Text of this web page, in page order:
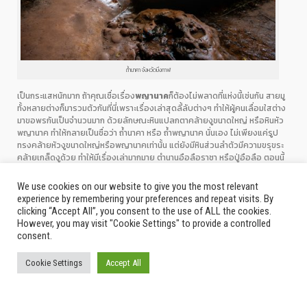
ถ้ำนาคา จังหวัดบึงกาฬ
เป็นกระแสหนักมาก ถ้าคุณเชื่อเรื่องพญานาคก็ต้องไม่พลาดที่แห่งนี้เช่นกัน สายมู
ทั้งหลายต่างก็มารวมตัวกันที่นี่เพราะเรื่องเล่าสุดลี้ลับต่างๆ ทำให้ผู้คนเลื่อมใสต่าง
มาขอพรกันเป็นจำนวนมาก ด้วยลักษณะหินแปลกตาคล้ายงูขนาดใหญ่ หรือหินหัว
พญานาค ทำให้กลายเป็นชื่อว่า ถ้ำนาคา หรือ ถ้ำพญานาค นั่นเอง ไม่เพียงแค่รูป
ทรงคล้ายหัวงูขนาดใหญ่หรือพญานาคเท่านั้น แต่ยังมีหินส่วนลำตัวมีความขรุขระ
คล้ายเกล็ดงูด้วย ทำให้มีเรื่องเล่ามากมาย ตำนานอือลือราชา หรือปู่อือลือ ตอนนี้
เที่ยววันละ500คน
7.วัดภูทอกจังหวัดบึงกาฬ
We use cookies on our website to give you the most relevant
experience by remembering your preferences and repeat visits. By
clicking “Accept All”, you consent to the use of ALL the cookies.
However, you may visit "Cookie Settings" to provide a controlled
consent.
Cookie Settings Accept All